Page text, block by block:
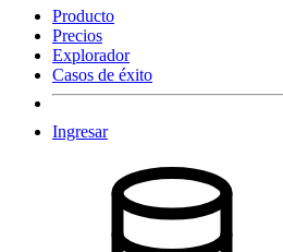
Producto
Precios
Explorador
Casos de éxito
Ingresar